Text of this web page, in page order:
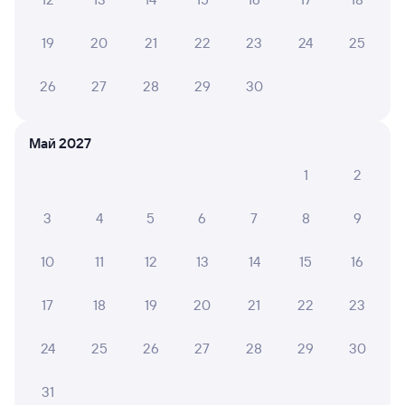
143Й Проходящий 7,8
13:00 03:03
Маршрут
Плацкарт
от 2 ⁠584 ⁠₽
Купе
3 ⁠921 ⁠₽
Выберите дату
15 ч 20 м в пути
19 20 21 22 23 24 25
26 27 28 29 30
Май 2027
1
2
3 4 5 6 7 8 9
10 11 12 13 14 15 16
17 18 19 20 21 22 23
24 25 26 27 28 29 30
31